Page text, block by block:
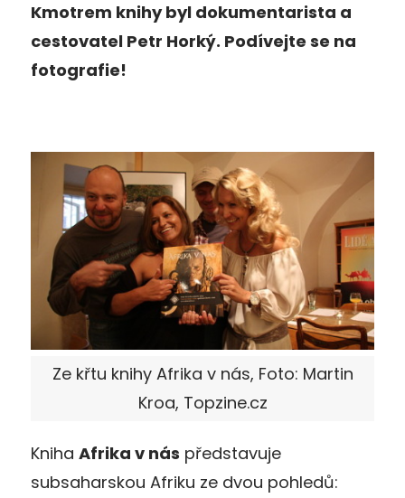
Kmotrem knihy byl dokumentarista a
cestovatel Petr Horký. Podívejte se na
fotografie!
Ze křtu knihy Afrika v nás, Foto: Martin
Kroa, Topzine.cz
Kniha Afrika v nás představuje
subsaharskou Afriku ze dvou pohledů: